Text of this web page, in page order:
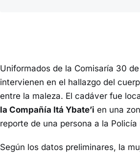
Uniformados de la Comisaría 30 de
intervienen en el hallazgo del
entre la maleza. El cadáver fue
la Compañía Itá Ybate’i en una
reporte de una persona a la Policía
Según los datos preliminares, la